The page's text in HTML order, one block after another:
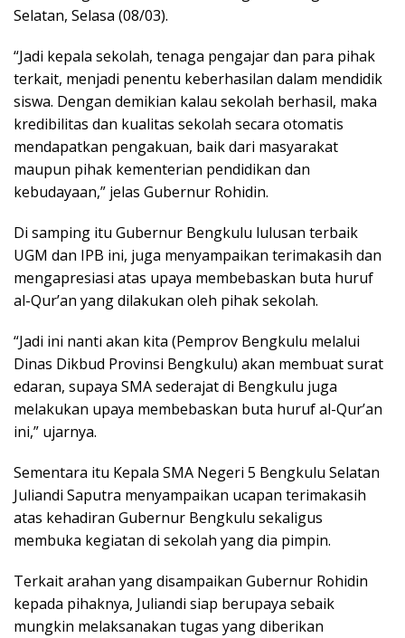
Selatan, Selasa (08/03).
“Jadi kepala sekolah, tenaga pengajar dan para pihak
terkait, menjadi penentu keberhasilan dalam mendidik
siswa. Dengan demikian kalau sekolah berhasil, maka
kredibilitas dan kualitas sekolah secara otomatis
mendapatkan pengakuan, baik dari masyarakat
maupun pihak kementerian pendidikan dan
kebudayaan,” jelas Gubernur Rohidin.
Di samping itu Gubernur Bengkulu lulusan terbaik
UGM dan IPB ini, juga menyampaikan terimakasih dan
mengapresiasi atas upaya membebaskan buta huruf
al-Qur’an yang dilakukan oleh pihak sekolah.
“Jadi ini nanti akan kita (Pemprov Bengkulu melalui
Dinas Dikbud Provinsi Bengkulu) akan membuat surat
edaran, supaya SMA sederajat di Bengkulu juga
melakukan upaya membebaskan buta huruf al-Qur’an
ini,” ujarnya.
Sementara itu Kepala SMA Negeri 5 Bengkulu Selatan
Juliandi Saputra menyampaikan ucapan terimakasih
atas kehadiran Gubernur Bengkulu sekaligus
membuka kegiatan di sekolah yang dia pimpin.
Terkait arahan yang disampaikan Gubernur Rohidin
kepada pihaknya, Juliandi siap berupaya sebaik
mungkin melaksanakan tugas yang diberikan